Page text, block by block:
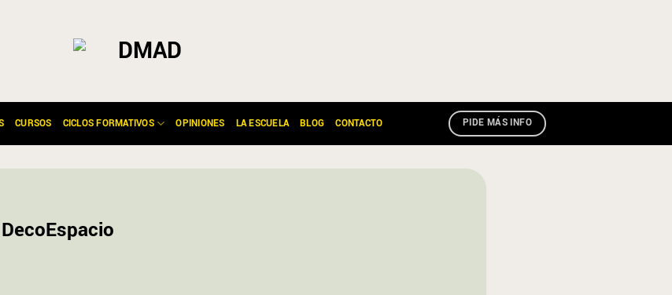
CURSOS CICLOS FORMATIVOS OPINIONES LA ESCUELA BLOG CONTACTO PIDE MÁS INFO